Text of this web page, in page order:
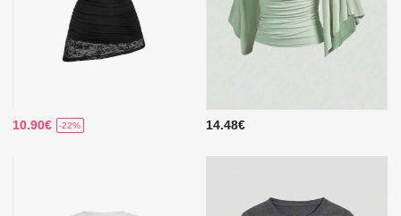
10.90€ -22% 14.48€